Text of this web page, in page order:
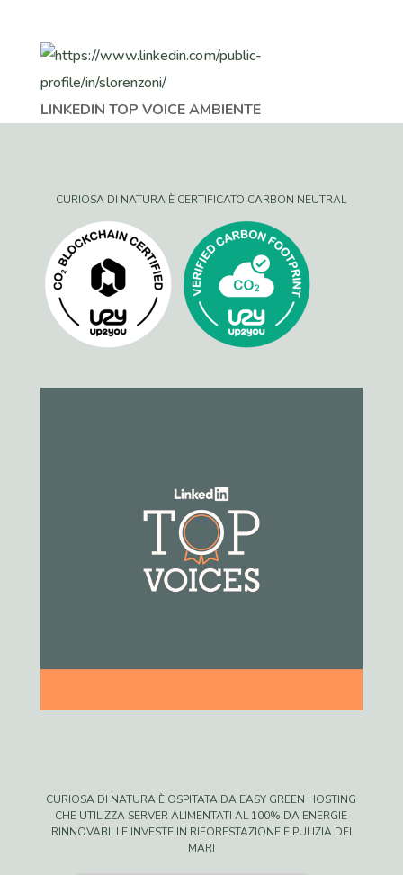
LINKEDIN TOP VOICE AMBIENTE
CURIOSA DI NATURA È CERTIFICATO CARBON NEUTRAL
CURIOSA DI NATURA È OSPITATA DA EASY GREEN HOSTING
CHE UTILIZZA SERVER ALIMENTATI AL 100% DA ENERGIE
RINNOVABILI E INVESTE IN RIFORESTAZIONE E PULIZIA DEI
MARI